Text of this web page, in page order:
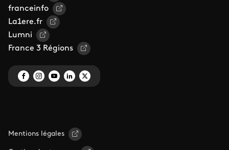
franceinfo
La1ere.fr
Lumni
France 3 Régions
Mentions légales